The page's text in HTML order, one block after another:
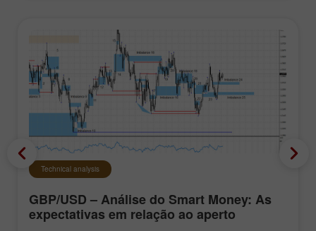
Technical analysis
GBP/USD – Análise do Smart Money: As
expectativas em relação ao aperto